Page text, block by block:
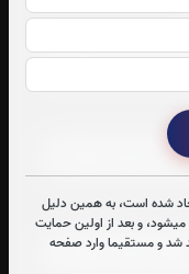
شده است، به همین دلیل
و بعد از اولین حمایت
شد و مستقیما وارد صفحه